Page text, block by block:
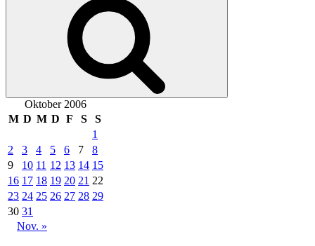
Oktober 2006
M D M D F S
S
1
2
3 4 5 6 7
8
9
10 11 12 13 14 15
16 17 18 19 20 21 22
23 24 25 26 27 28 29
30 31
Nov. »